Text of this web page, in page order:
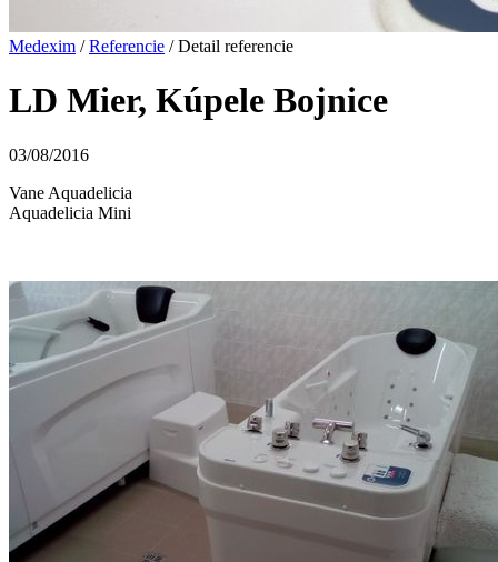
Medexim /Referencie / Detail referencie
LD Mier, Kúpele Bojnice
03/08/2016
Vane Aquadelicia
Aquadelicia Mini